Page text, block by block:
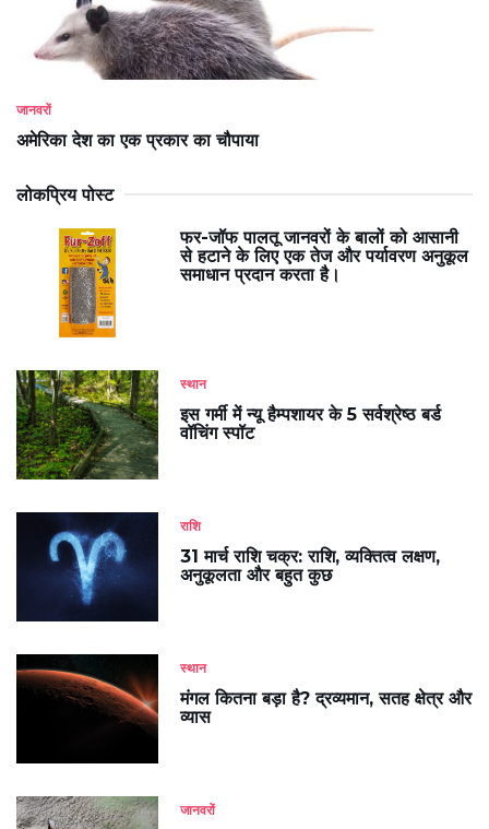
जानवरों
अमेरिका देश का एक प्रकार का चौपाया
लोकप्रिय पोस्ट
फर-जॉफ पालतू जानवरों के बालों को आसानी
से हटाने के लिए एक तेज और पर्यावरण अनुकूल
समाधान प्रदान करता है।
स्थान
इस गर्मी में न्यू हैम्पशायर के 5 सर्वश्रेष्ठ बर्ड
वॉचिंग स्पॉट
राशि
31 मार्च राशि चक्र: राशि, व्यक्तित्व लक्षण,
अनुकूलता और बहुत कुछ
स्थान
मंगल कितना बड़ा है? द्रव्यमान, सतह क्षेत्र और
व्यास
जानवरों